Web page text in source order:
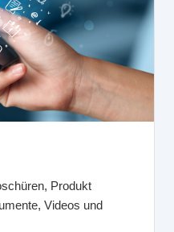
Produkt
Videos und